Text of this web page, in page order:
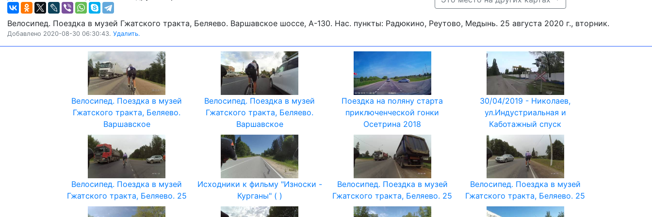
Велосипед. Поездка в музей Гжатского тракта, Беляево. Варшавское шоссе, А-130. Нас. пункты: Радюкино, Реутово, Медынь. 25 августа 2020 г., вторник.
Добавлено 2020-08-30 06:30:43. Удалить.
Велосипед. Поездка в музей
Гжатского тракта, Беляево.
Варшавское
Велосипед. Поездка в музей
Гжатского тракта, Беляево.
Варшавское
Поездка на поляну старта
приключенческой гонки
Осетрина 2018
30/04/2019 - Николаев,
ул.Индустриальная и
Каботажный спуск
Велосипед. Поездка в музей
Гжатского тракта, Беляево. 25
Исходники к фильму "Износки -
Курганы" ( )
Велосипед. Поездка в музей
Гжатского тракта, Беляево. 25
Велосипед. Поездка в музей
Гжатского тракта, Беляево. 25